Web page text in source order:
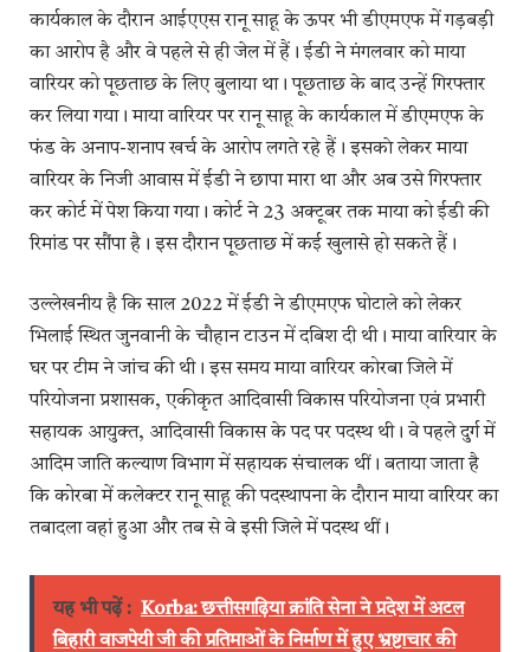
कार्यकाल के दौरान आईएएस रानू साहू के ऊपर भी डीएमएफ में गड़बड़ी
का आरोप है और वे पहले से ही जेल में हैं। ईडी ने मंगलवार को माया
वारियर को पूछताछ के लिए बुलाया था। पूछताछ के बाद उन्हें गिरफ्तार
कर लिया गया। माया वारियर पर रानू साहू के कार्यकाल में डीएमएफ के
फंड के अनाप-शनाप खर्च के आरोप लगते रहे हैं। इसकाे लेकर माया
वारियर के निजी आवास में ईडी ने छापा मारा था और अब उसे गिरफ्तार
कर कोर्ट में पेश किया गया। कोर्ट ने 23 अक्टूबर तक माया को ईडी की
रिमांड पर सौंपा है। इस दौरान पूछताछ में कई खुलासे हो सकते हैं।
उल्लेखनीय है कि साल 2022 में ईडी ने डीएमएफ घोटाले को लेकर
भिलाई स्थित जुनवानी के चौहान टाउन में दबिश दी थी। माया वारियार के
घर पर टीम ने जांच की थी। इस समय माया वारियर कोरबा जिले में
परियोजना प्रशासक, एकीकृत आदिवासी विकास परियोजना एवं प्रभारी
सहायक आयुक्त, आदिवासी विकास के पद पर पदस्थ थी। वे पहले दुर्ग में
आदिम जाति कल्याण विभाग में सहायक संचालक थीं। बताया जाता है
कि कोरबा में कलेक्टर रानू साहू की पदस्थापना के दौरान माया वारियर का
तबादला वहां हुआ और तब से वे इसी जिले में पदस्थ थीं।
यह भी पढ़ें : Korba: छत्तीसगढ़िया क्रांति सेना ने प्रदेश में अटल
बिहारी वाजपेयी जी की प्रतिमाओं के निर्माण में हुए भ्रष्टाचार की